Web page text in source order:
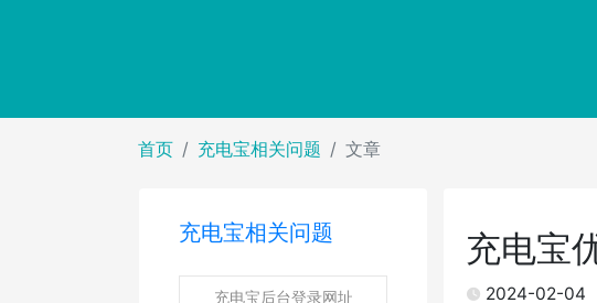
首页 充电宝相关问题 文章
充电宝相关问题
充电宝后台登录网址
充电宝
2024-02-04